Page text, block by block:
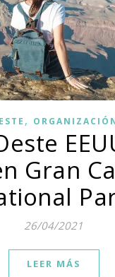
,
Gran
26/04/2021
LEER MÁS